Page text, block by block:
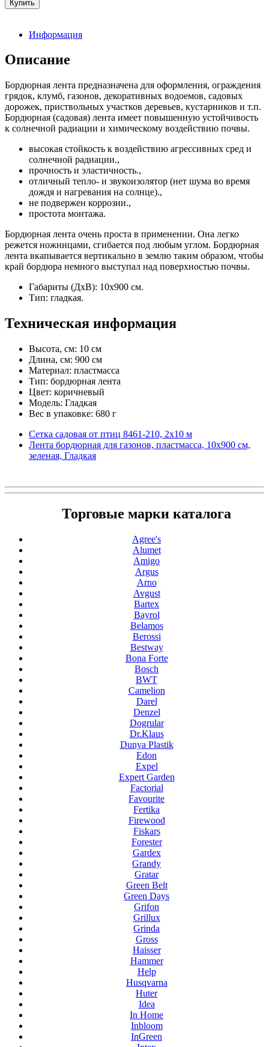
Информация
Описание
Бордюрная лента предназначена для оформления, ограждения
грядок, клумб, газонов, декоративных водоемов, садовых
дорожек, приствольных участков деревьев, кустарников и т.п.
Бордюрная (садовая) лента имеет повышенную устойчивость
к солнечной радиации и химическому воздействию почвы.
высокая стойкость к воздействию агрессивных сред и
солнечной радиации.,
прочность и эластичность.,
отличный тепло- и звукоизолятор (нет шума во время
дождя и нагревания на солнце).,
не подвержен коррозии.,
простота монтажа.
Бордюрная лента очень проста в применении. Она легко
режется ножницами, сгибается под любым углом. Бордюрная
лента вкапывается вертикально в землю таким образом, чтобы
край бордюра немного выступал над поверхностью почвы.
Габариты (ДхВ): 10х900 см.
Тип: гладкая.
Техническая информация
Высота, см: 10 см
Длина, см: 900 см
Материал: пластмасса
Тип: бордюрная лента
Цвет: коричневый
Модель: Гладкая
Вес в упаковке: 680 г
Сетка садовая от птиц 8461-210, 2х10 м
Лента бордюрная для газонов, пластмасса, 10х900 см,
зеленая, Гладкая
Торговые марки каталога
Agree's
Alumet
Amigo
Argus
Arno
Avgust
Bartex
Bayrol
Belamos
Berossi
Bestway
Bona Forte
Bosch
BWT
Camelion
Darel
Denzel
Dogrular
Dr.Klaus
Dunya Plastik
Edon
Expel
Expert Garden
Factorial
Favourite
Fertika
Firewood
Fiskars
Forester
Gardex
Grandy
Gratar
Green Belt
Green Days
Grifon
Grillux
Grinda
Gross
Haisser
Hammer
Help
Husqvarna
Huter
Idea
In Home
Inbloom
InGreen